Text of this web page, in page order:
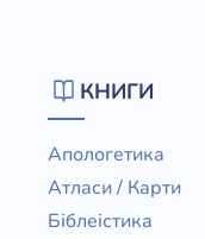
КНИГИ
Апологетика
Атласи / Карти
Біблеістика